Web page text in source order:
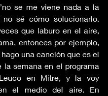
se me viene nada a la
no sé cómo solucionarlo.
que laburo en el aire,
entonces por ejemplo,
una canción que es el
la semana en el programa
en Mitre, y la voy
el medio del aire. En